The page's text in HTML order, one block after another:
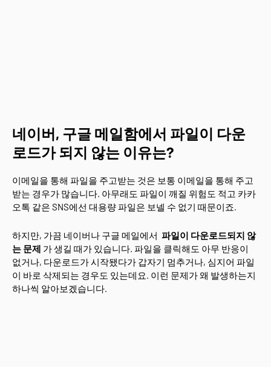
네이버, 구글 메일함에서 파일이 다운
로드가 되지 않는 이유는?
이메일을 통해 파일을 주고받는 것은 보통 이메일을 통해 주고
받는 경우가 많습니다. 아무래도 파일이 깨질 위험도 적고 카카
오톡 같은 SNS에선 대용량 파일은 보넬 수 없기 때문이죠.
하지만, 가끔 네이버나 구글 메일에서 파일이 다운로드되지 않
는 문제 가 생길 때가 있습니다. 파일을 클릭해도 아무 반응이
없거나, 다운로드가 시작됐다가 갑자기 멈추거나, 심지어 파일
이 바로 삭제되는 경우도 있는데요. 이런 문제가 왜 발생하는지
하나씩 알아보겠습니다.